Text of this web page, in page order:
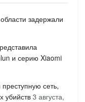
задержали
и серию Xiaomi
сеть,
убийств3 августа,